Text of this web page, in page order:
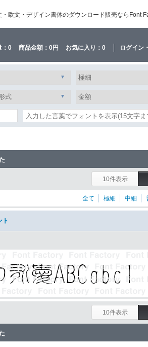
・欧文・デザイン書体のダウンロード販売ならFont
0 商品金額： 0円 お気に入り： 0 ログイン
10件表示
全て 極細 中細
ト
10件表示